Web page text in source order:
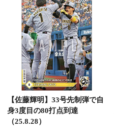
【佐藤輝明】33号先制弾で自
身3度目の80打点到達
（25.8.28）